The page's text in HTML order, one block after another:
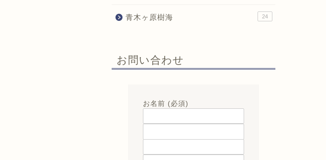
青木ヶ原樹海 24
お問い合わせ
お名前 (必須)